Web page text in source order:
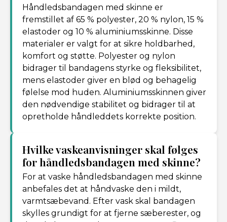
Håndledsbandagen med skinne er
fremstillet af 65 % polyester, 20 % nylon, 15 %
elastoder og 10 % aluminiumsskinne. Disse
materialer er valgt for at sikre holdbarhed,
komfort og støtte. Polyester og nylon
bidrager til bandagens styrke og fleksibilitet,
mens elastoder giver en blød og behagelig
følelse mod huden. Aluminiumsskinnen giver
den nødvendige stabilitet og bidrager til at
opretholde håndleddets korrekte position.
Hvilke vaskeanvisninger skal følges
for håndledsbandagen med skinne?
For at vaske håndledsbandagen med skinne
anbefales det at håndvaske den i mildt,
varmtsæbevand. Efter vask skal bandagen
skylles grundigt for at fjerne sæberester, og